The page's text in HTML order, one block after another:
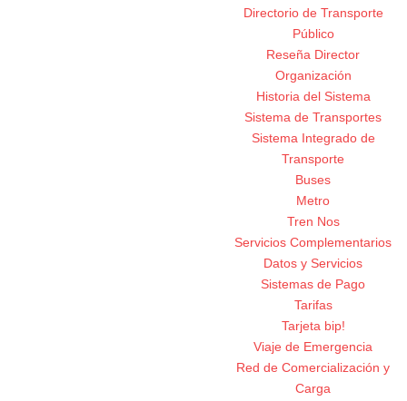
Directorio de Transporte
Público
Reseña Director
Organización
Historia del Sistema
Sistema de Transportes
Sistema Integrado de
Transporte
Buses
Metro
Tren Nos
Servicios Complementarios
Datos y Servicios
Sistemas de Pago
Tarifas
Tarjeta bip!
Viaje de Emergencia
Red de Comercialización y
Carga